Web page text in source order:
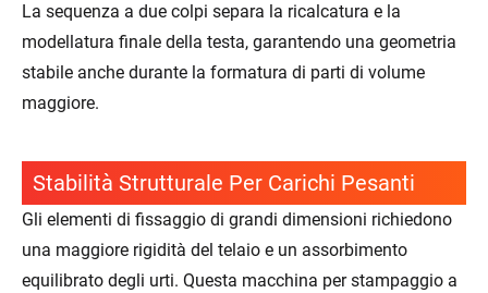
La sequenza a due colpi separa la ricalcatura e la
modellatura finale della testa, garantendo una geometria
stabile anche durante la formatura di parti di volume
maggiore.
Stabilità Strutturale Per Carichi Pesanti
Gli elementi di fissaggio di grandi dimensioni richiedono
una maggiore rigidità del telaio e un assorbimento
equilibrato degli urti. Questa macchina per stampaggio a